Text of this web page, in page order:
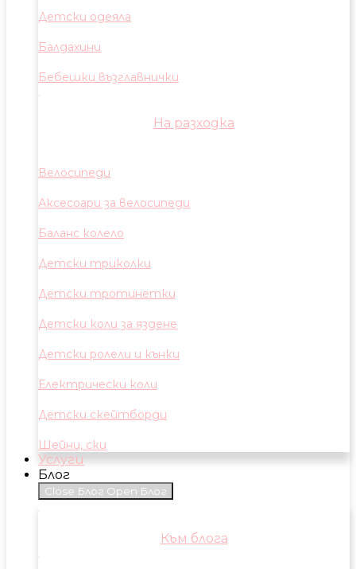
Детски одеяла
Балдахини
Бебешки възглавнички
На разходка
Велосипеди
Аксесоари за велосипеди
Баланс колело
Детски триколки
Детски тротинетки
Детски коли за яздене
Детски ролели и кънки
Електрически коли
Детски скейтборди
Шейни, ски
Услуги
Блог
Close Блог Open Блог
Към блога